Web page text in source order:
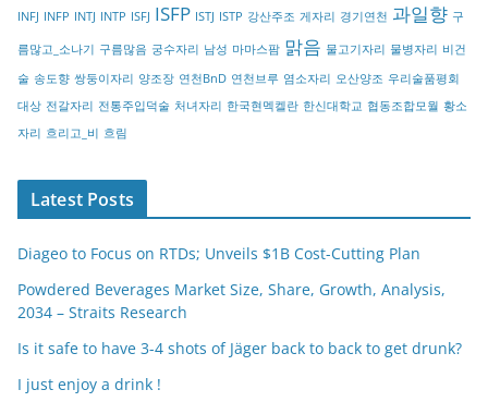
y
INFJ INFP INTJ INTP ISFJ ISFP ISTJ ISTP 강산주조 게자리 경기연천 과일향 구
름많고_소나기 구름많음 궁수자리 남성 마마스팜 맑음 물고기자리 물병자리 비건
술 송도향 쌍둥이자리 양조장 연천BnD 연천브루 염소자리 오산양조 우리술품평회
대상 전갈자리 전통주입덕술 처녀자리 한국현멕켈란 한신대학교 협동조합모월 황소
자리 흐리고_비 흐림
Latest Posts
Diageo to Focus on RTDs; Unveils $1B Cost-Cutting Plan
Powdered Beverages Market Size, Share, Growth, Analysis,
2034 – Straits Research
Is it safe to have 3-4 shots of Jäger back to back to get drunk?
I just enjoy a drink !